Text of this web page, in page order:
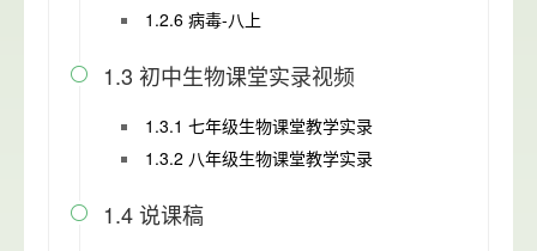
1.2.6 病毒-八上
 1.3 初中生物课堂实录视频
1.3.1 七年级生物课堂教学实录
1.3.2 八年级生物课堂教学实录
 1.4 说课稿